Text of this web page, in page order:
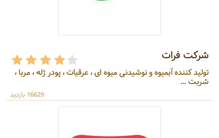
شرکت فرات
تولید کننده آبمیوه و نوشیدنی میوه ای ، عرقیات ، پودر ژله ، مربا ،
شربت ...
16629 بازدید